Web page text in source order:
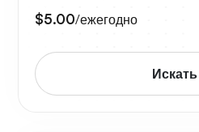
$5.00/ежегодно
Искать